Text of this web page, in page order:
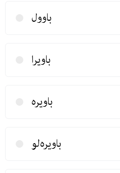
باوول
باویرا
باویره
باویره‌لو